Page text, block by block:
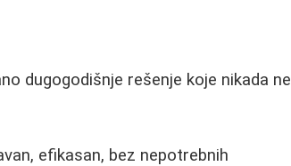
dugogodišnje rešenje koje nikada ne
efikasan, bez nepotrebnih